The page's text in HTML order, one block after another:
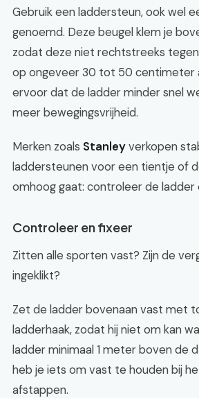
Gebruik een laddersteun, ook wel
genoemd. Deze beugel klem je
zodat deze niet rechtstreeks
op ongeveer 30 tot 50 centimeter
ervoor dat de ladder minder snel
meer bewegingsvrijheid.
Merken zoals Stanleyverkopen
laddersteunen voor een tientje of
omhoog gaat: controleer de ladder
Controleer en fixeer
Zitten alle sporten vast? Zijn de
ingeklikt?
Zet de ladder bovenaan vast met
ladderhaak, zodat hij niet om kan
ladder minimaal 1 meter boven de
heb je iets om vast te houden bij
afstappen.